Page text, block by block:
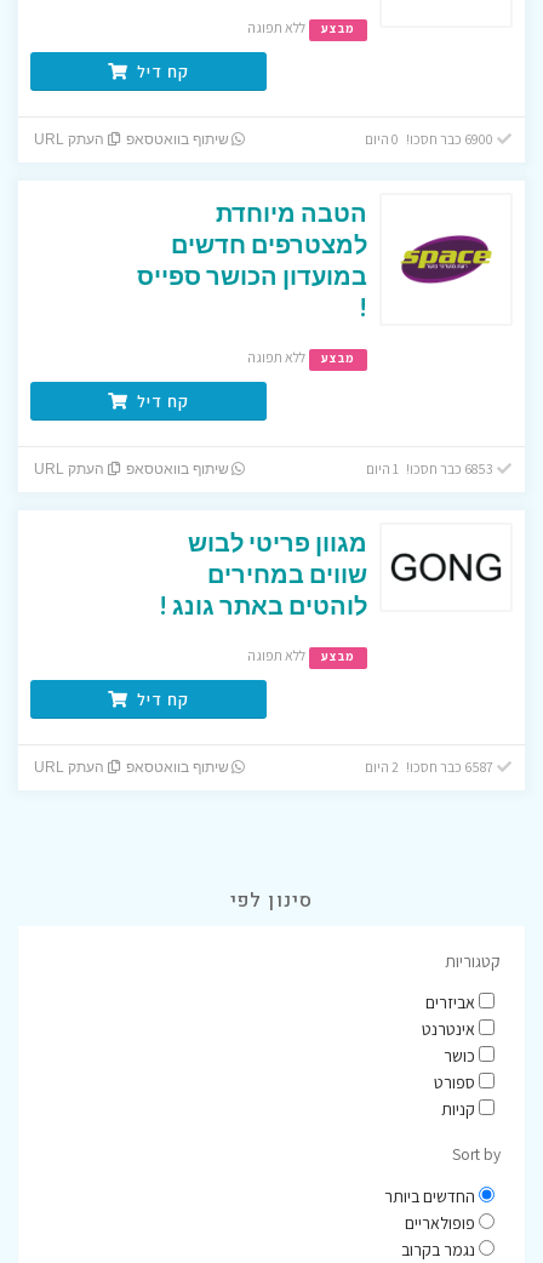
מבצע ללא תפוגה
קח דיל
שיתוף בוואטסאפ העתק URL
הטבה מיוחדת
למצטרפים חדשים
במועדון הכושר ספייס
!
מבצע ללא תפוגה
קח דיל
שיתוף בוואטסאפ העתק URL
מגוון פריטי לבוש
שווים במחירים
לוהטים באתר גונג !
מבצע ללא תפוגה
קח דיל
שיתוף בוואטסאפ העתק URL
סינון לפי
קטגוריות
אביזרים
אינטרנט
כושר
ספורט
קניות
Sort by
החדשים ביותר
פופולאריים
נגמר בקרוב